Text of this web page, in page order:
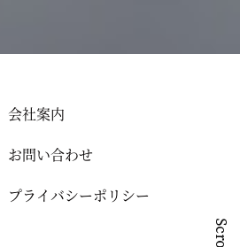
会社案内
お問い合わせ
プライバシーポリシー